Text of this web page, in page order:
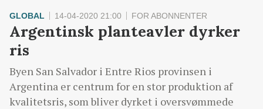
GLOBAL 14-04-2020 21:00 FOR ABONNENTER
Argentinsk planteavler dyrker
ris
Byen San Salvador i Entre Rios provinsen i
Argentina er centrum for en stor produktion af
kvalitetsris, som bliver dyrket i oversvømmede